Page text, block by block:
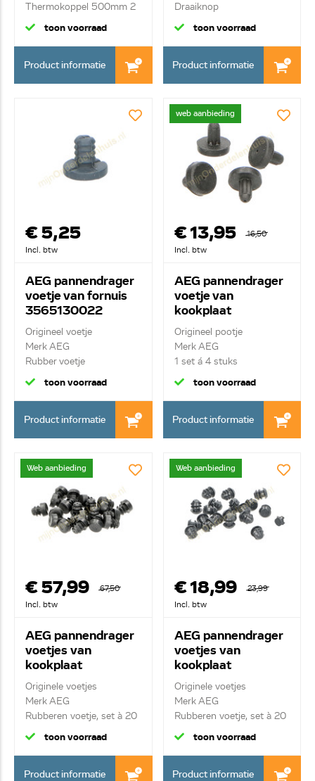
Thermokoppel 500mm 2
drade...
toon voorraad
Product informatie
Draaiknop
toon voorraad
Product informatie
€ 5,25
Incl. btw
AEG pannendrager
voetje van fornuis
3565130022
Origineel voetje
Merk AEG
Rubber voetje
toon voorraad
Product informatie
web aanbieding
€ 13,95
16,50
Incl. btw
AEG pannendrager
voetje van
kookplaat
50284009003
Origineel pootje
Merk AEG
1 set á 4 stuks
toon voorraad
Product informatie
Web aanbieding
€ 57,99
67,50
Incl. btw
AEG pannendrager
voetjes van
kookplaat
4055370367
Originele voetjes
Merk AEG
Rubberen voetje, set à 20
stuk
toon voorraad
Product informatie
Web aanbieding
€ 18,99
23,99
Incl. btw
AEG pannendrager
voetjes van
kookplaat
4055381125
Originele voetjes
Merk AEG
Rubberen voetje, set à 20
stuk
toon voorraad
Product informatie